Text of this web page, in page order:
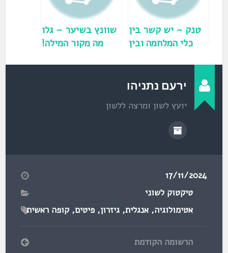
ד
ש
)
טנק – יש קשר בין
כלי המלחמה ובין
שוונץ בשיער – גלו
מה מקור המילה!
ירעם נתניהו
יועץ לשון ומרצה ללשון
17/11/2024
טיקטוק לשוני
אטימולוגיה,אנגלית,גיזרון,פיטים,קופה ראשית
הרשומה הקודמת